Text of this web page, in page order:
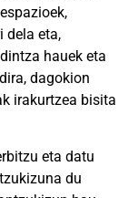
dela eta,
hauek eta
dagokion
irakurtzea bisita
eta datu
du